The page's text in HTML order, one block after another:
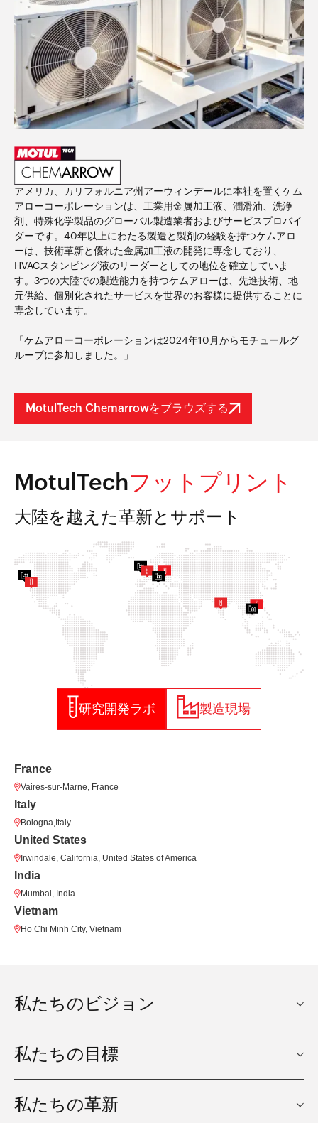
アメリカ、カリフォルニア州アーウィンデールに本社を置くケム
アローコーポレーションは、工業用金属加工液、潤滑油、洗浄
剤、特殊化学製品のグローバル製造業者およびサービスプロバイ
ダーです。40年以上にわたる製造と製剤の経験を持つケムアロ
ーは、技術革新と優れた金属加工液の開発に専念しており、
HVACスタンピング液のリーダーとしての地位を確立していま
す。3つの大陸での製造能力を持つケムアローは、先進技術、地
元供給、個別化されたサービスを世界のお客様に提供することに
専念しています。
「ケムアローコーポレーションは2024年10月からモチュールグ
ループに参加しました。」
MotulTech Chemarrowをブラウズする
MotulTechフットプリント
大陸を越えた革新とサポート
研究開発ラボ 製造現場
France
Vaires-sur-Marne, France
Italy
Bologna,Italy
United States
Irwindale, California, United States of America
India
Mumbai, India
Vietnam
Ho Chi Minh City, Vietnam
私たちのビジョン
MotulTechでは、私たちの
ビジョンは、すべての活動
に社会的、経済的、環境的
私たちの目標
私たちの長期
私たちの革新